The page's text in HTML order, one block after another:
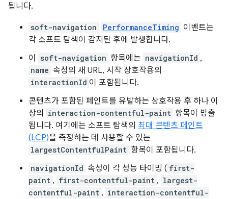
됩니다.
soft-navigation PerformanceTiming 이벤트는
각 소프트 탐색이 감지된 후에 발생합니다.
이
soft-navigation 항목에는 navigationId ,
name 속성의 새 URL, 시작 상호작용의
interactionId 이 포함됩니다.
콘텐츠가 포함된 페인트를 유발하는 상호작용 후 하나 이
상의
interaction-contentful-paint 항목이 방출
됩니다. 여기에는 소프트 탐색의 최대 콘텐츠 페인트
(LCP)을 측정하는 데 사용할 수 있는
largestContentfulPaint 항목이 포함됩니다.
navigationId 속성이 각 성능 타이밍 ( first-
paint , first-contentful-paint , largest-
contentful-paint , interaction-contentful-